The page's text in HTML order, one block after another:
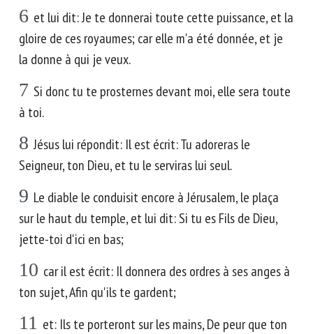
6 et lui dit: Je te donnerai toute cette puissance, et la
gloire de ces royaumes; car elle m'a été donnée, et je
la donne à qui je veux.
7 Si donc tu te prosternes devant moi, elle sera toute
à toi.
8 Jésus lui répondit: Il est écrit: Tu adoreras le
Seigneur, ton Dieu, et tu le serviras lui seul.
9 Le diable le conduisit encore à Jérusalem, le plaça
sur le haut du temple, et lui dit: Si tu es Fils de Dieu,
jette-toi d'ici en bas;
10 car il est écrit: Il donnera des ordres à ses anges à
ton sujet, Afin qu'ils te gardent;
11 et: Ils te porteront sur les mains, De peur que ton